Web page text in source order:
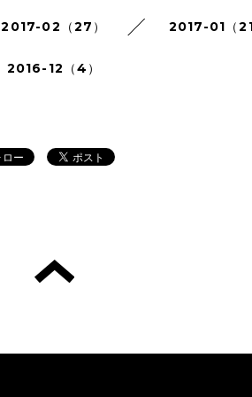
2017-02（27） 2017-01（
2016-12（4）